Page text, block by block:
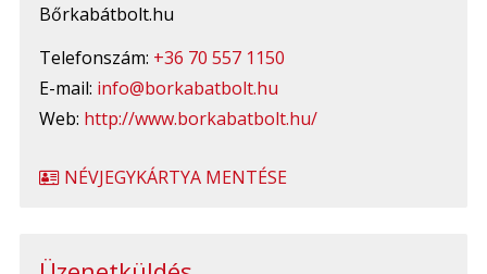
Bőrkabátbolt.hu
Telefonszám: +36 70 557 1150
E-mail: info@borkabatbolt.hu
Web: http://www.borkabatbolt.hu/
NÉVJEGYKÁRTYA MENTÉSE